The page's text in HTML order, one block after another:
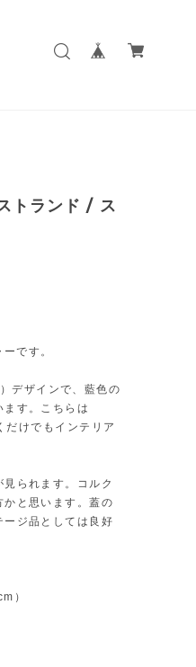
ランド / ス
です。
デザインで、藍色の
す。こちらは
けでもインテリア
られます。コルク
かと思います。蓋の
ジ品としては良好
）